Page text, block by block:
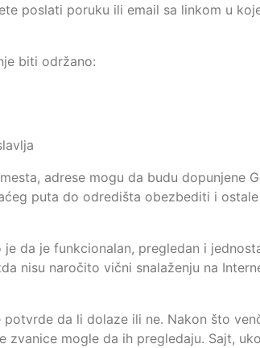
poslati poruku ili email sa linkom u
biti održano:
adrese mogu da budu dopunjene
puta do odredišta obezbediti i ostale
da je funkcionalan, pregledan i
nisu naročito vični snalaženju na
da li dolaze ili ne. Nakon što
mogle da ih pregledaju. Sajt,